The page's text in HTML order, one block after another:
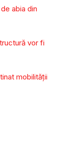
abia din
vor fi
mobilității